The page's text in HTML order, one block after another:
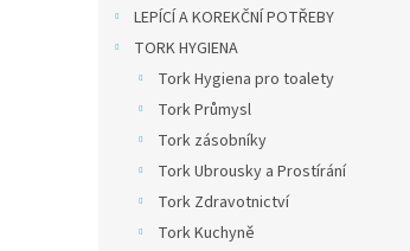
LEPÍCÍ A KOREKČNÍ POTŘEBY
TORK HYGIENA
Tork Hygiena pro toalety
Tork Průmysl
Tork zásobníky
Tork Ubrousky a Prostírání
Tork Zdravotnictví
Tork Kuchyně